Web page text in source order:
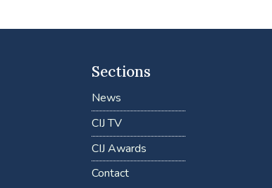
Sections
News
CIJ TV
CIJ Awards
Contact